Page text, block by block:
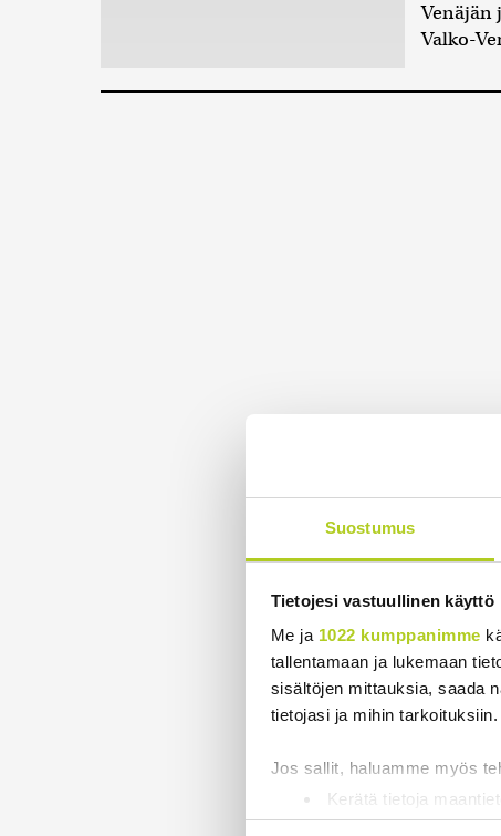
Suostumus
Tietojesi vastuullinen käyttö
Me ja 1022 kumppanimme
tallentamaan ja lukemaan
sisältöjen mittauksia, saada
tietojasi ja mihin tarkoituksiin.
Jos sallit, haluamme myös
Kerätä tietoja
Tunnistaa laitteesi
Venäjän
Valko-